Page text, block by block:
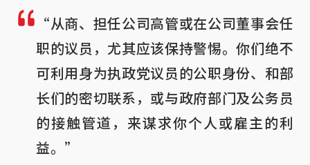
“从商、担任公司高管或在公司董事会任
职的议员，尤其应该保持警惕。你们绝不
可利用身为执政党议员的公职身份、和部
长们的密切联系，或与政府部门及公务员
的接触管道，来谋求你个人或雇主的利
益。”